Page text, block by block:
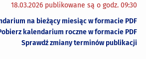
18.03.2026 publikowane są o godz. 09:30
na bieżący miesiąc w formacie PDF
kalendarium roczne w formacie PDF
Sprawdź zmiany terminów publikacji